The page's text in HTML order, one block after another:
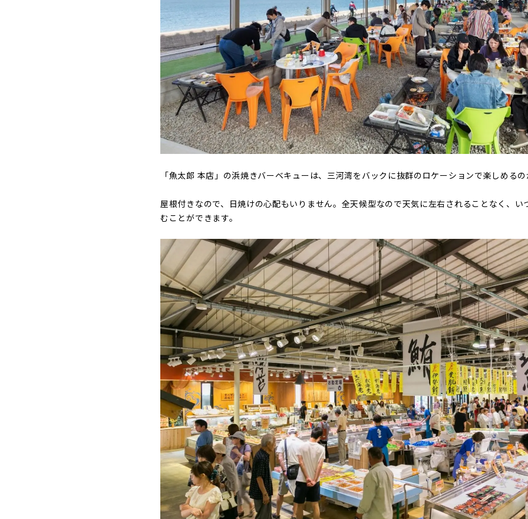
「魚太郎 本店」の浜焼きバーベキューは、三河湾をバックに抜群のロケーションで楽しめる
屋根付きなので、日焼けの心配もいりません。全天候型なので天気に左右されることなく、
むことができます。